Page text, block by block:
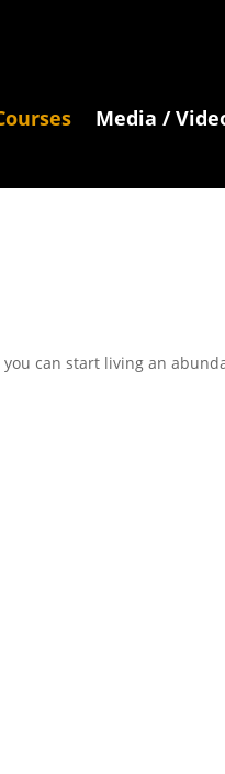
Media /
can start living an